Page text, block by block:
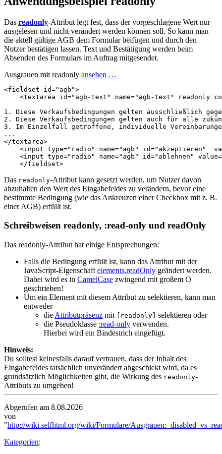
Das readonly-Attribut legt fest, dass der vorgeschlagene Wert nur
ausgelesen und nicht verändert werden können soll. So kann man
die aktell gültige AGB dem Formular beifügen und durch den
Nutzer bestätigen lassen. Text und Bestätigung werden beim
Absenden des Formulars im Auftrag mitgesendet.
Ausgrauen mit readonly ansehen …
<fieldset id="agb">
<textarea id="agb-text" name="agb-text" readonly
1. Diese Verkaufsbedingungen gelten ausschließlich
2. Diese Verkaufsbedingungen gelten auch für alle
3. Im Einzelfall getroffene, individuelle Vereinbarungen
</textarea>
<input type="radio" name="agb" id="akzeptieren"
<input type="radio" name="agb" id="ablehnen" value=
</fieldset>
Das readonly-Attribut kann gesetzt werden, um Nutzer davon
abzuhalten den Wert des Eingabefeldes zu verändern, bevor eine
bestimmte Bedingung (wie das Ankreuzen einer Checkbox mit z. B.
einer AGB) erfüllt ist.
Schreibweisen readonly, :read-only und readOnly
Das readonly-Attribut hat einige Entsprechungen:
Falls die Bedingung erfüllt ist, kann das Attribut mit der
JavaScript-Eigenschaft elements.readOnly geändert werden.
Dabei wird es in CamelCase zwingend mit großem O
geschrieben!
Um ein Element mit diesem Attribut zu selektieren, kann man
entweder
die Attributpräsenz mit [readonly]
selektieren oder
die Pseudoklasse :read-only verwenden.
Hierbei wird ein Bindestrich eingefügt.
Hinweis:
Du solltest keinesfalls darauf vertrauen, dass der Inhalt des
Eingabefeldes tatsächlich unverändert abgeschickt wird, da es
grundsätzlich Möglichkeiten gibt, die Wirkung des readonly-
Attributs zu umgehen!
Abgerufen am 8.08.2026
von
"http://wiki.selfhtml.org/wiki/Formulare/
Kategorien: